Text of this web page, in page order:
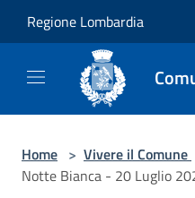
Regione Lombardia
Home > Vivere il Comune
Notte Bianca - 20 Luglio